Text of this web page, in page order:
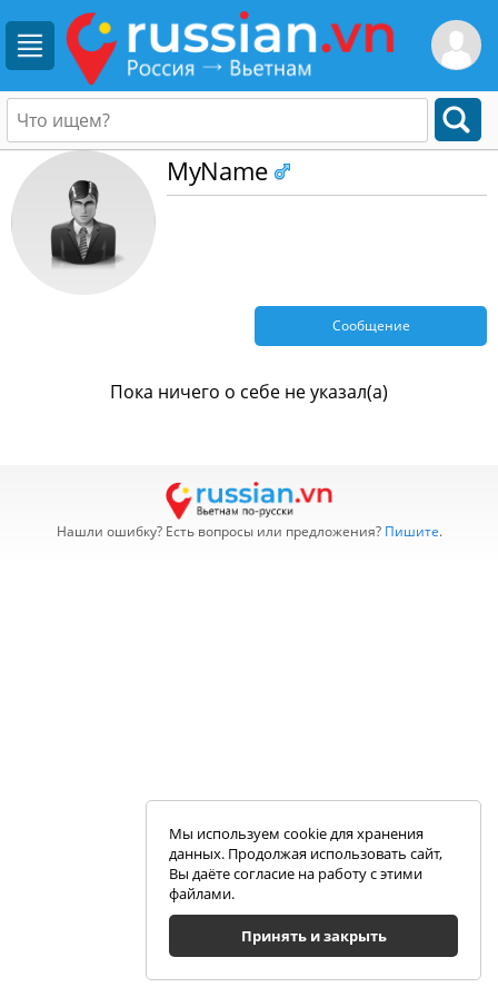
MyName
Сообщение
Пока ничего о себе не указал(а)
Нашли ошибку? Есть вопросы или предложения? Пишите.
Мы используем cookie для хранения
данных. Продолжая использовать сайт,
Вы даёте согласие на работу с этими
файлами.
Принять и закрыть